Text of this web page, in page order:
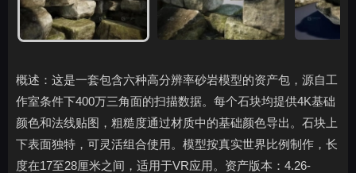
概述：这是一套包含六种高分辨率砂岩模型的资产包，源自工
作室条件下400万三角面的扫描数据。每个石块均提供4K基础
颜色和法线贴图，粗糙度通过材质中的基础颜色导出。石块上
下表面独特，可灵活组合使用。模型按真实世界比例制作，长
度在17至28厘米之间，适用于VR应用。资产版本：4.26-